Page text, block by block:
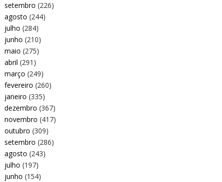
setembro (226)
agosto (244)
julho (284)
junho (210)
maio (275)
abril (291)
março (249)
fevereiro (260)
janeiro (335)
dezembro (367)
novembro (417)
outubro (309)
setembro (286)
agosto (243)
julho (197)
junho (154)